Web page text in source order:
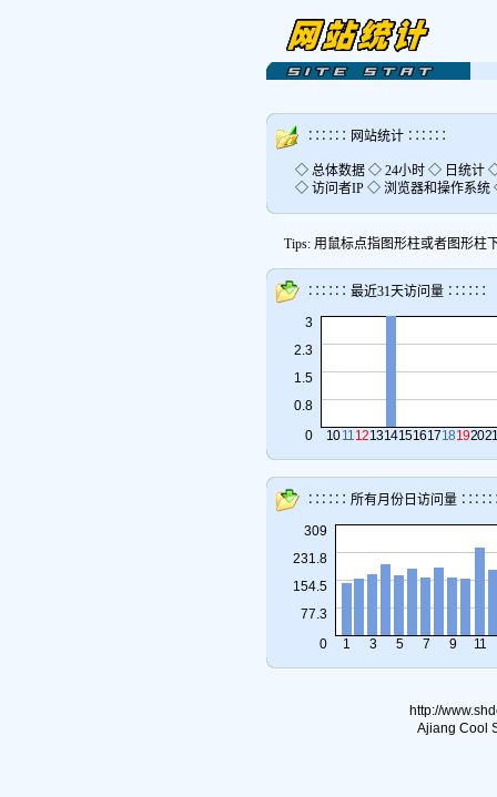
∷∷∷ 网站统计 ∷∷∷
◇ 总体数据 ◇ 24小时 ◇ 日统计
◇ 访问者IP ◇ 浏览器和操作系统
Tips: 用鼠标点指图形柱或者图形柱
∷∷∷ 最近31天访问量 ∷∷∷
3
2.3
1.5
0.8
0
10 1112131415161718192021
∷∷∷ 所有月份日访问量
309
231.8
154.5
77.3
0
1 3 5 7 9 11
http://
Ajiang Cool